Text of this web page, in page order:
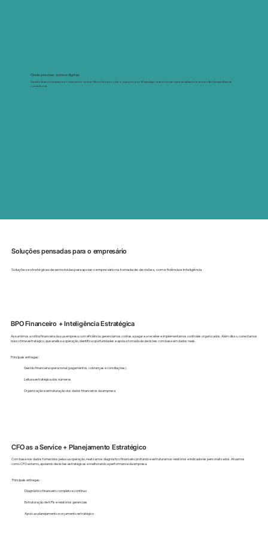
Soluções pensadas para o empresário
Soluções estratégicas desenvolvidas para apoiar o empresário na tomada de decisões, com eficiência e inteligência
BPO Financeiro + Inteligência Estratégica
Assumimos a rotina financeira da sua empresa com eficiência: gerenciamos contas a pagar e a receber e implementamos controles organizados. Além disso, conectamos
nosso time estratégico, que analisa a operação, identifica oportunidades e apoia a tomada de decisões com base em dados reais.
Principais entregas:
Gestão financeira operacional (pagamentos, cobranças e conciliações)
Leitura estratégica dos números
Organização e estruturação dos dados financeiros da empresa
CFO as a Service + Planejamento Estratégico
Com base nos dados fornecidos pela sua operação, realizamos diagnóstico financeiro profundo e estruturamos relatórios e indicadores personalizados. Atuamos
como CFO externo, apoiando decisões estratégicas e melhorando a performance da empresa.
Principais entregas:
Diagnóstico financeiro completo e contínuo
Estruturação de KPIs e relatórios gerenciais
Apoio ao planejamento e orçamento estratégico
Onde precisar, somos digitais
Gestão financeira prática e totalmente online. Reuniões por vídeo, suporte por WhatsApp, relatórios sempre atualizados e acesso fácil às planilhas da
consultoria.